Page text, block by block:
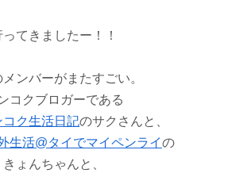
ってきましたー！！
ンバーがまたすごい。
コクブロガーである
ク生活日記のサクさんと、
生活@タイでマイペンライの
きょんちゃんと、